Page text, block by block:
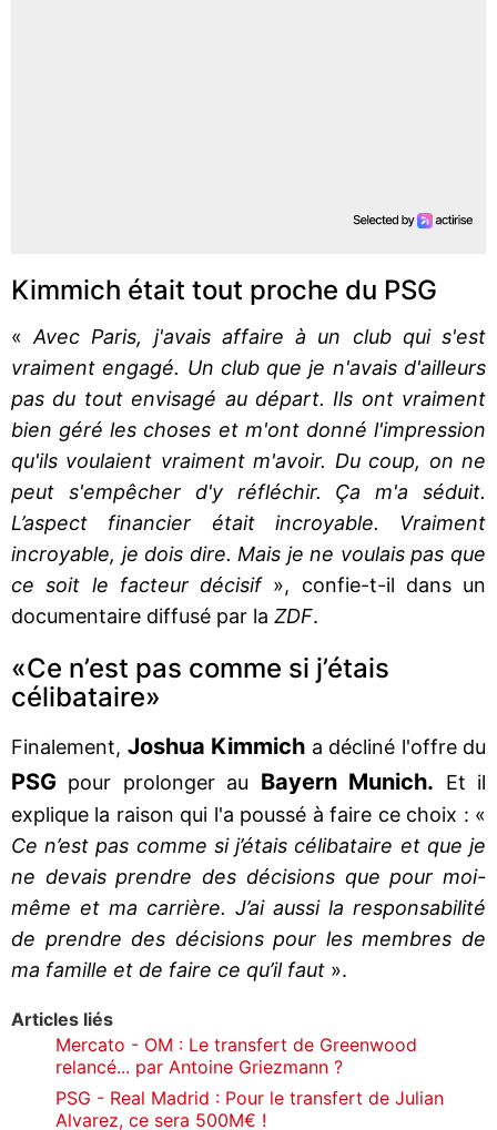
Kimmich était tout proche du PSG
«Avec Paris, j'avais affaire à un club qui s'est
vraiment engagé. Un club que je n'avais d'ailleurs
pas du tout envisagé au départ. Ils ont vraiment
bien géré les choses et m'ont donné l'impression
qu'ils voulaient vraiment m'avoir. Du coup, on ne
peut s'empêcher d'y réfléchir. Ça m'a séduit.
L’aspect financier était incroyable. Vraiment
incroyable, je dois dire. Mais je ne voulais pas que
ce soit le facteur décisif», confie-t-il dans un
documentaire diffusé par la ZDF.
«Ce n’est pas comme si j’étais
célibataire»
Finalement, Joshua Kimmich a décliné l'offre du
PSG pour prolonger au Bayern Munich. Et il
explique la raison qui l'a poussé à faire ce choix : «
Ce n’est pas comme si j’étais célibataire et que je
ne devais prendre des décisions que pour moi-
même et ma carrière. J’ai aussi la responsabilité
de prendre des décisions pour les membres de
ma famille et de faire ce qu’il faut ».
Articles liés
Mercato - OM : Le transfert de Greenwood
relancé... par Antoine Griezmann ?
PSG - Real Madrid : Pour le transfert de Julian
Alvarez, ce sera 500M€ !